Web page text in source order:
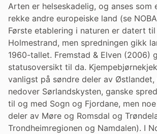
Arten er helseskadelig, og anses som
rekke andre europeiske land (se
Første etablering i naturen er datert
Holmestrand, men spredningen gikk
1960-tallet. Fremstad & Elven (2006)
statusoversikt til da.
vanligst på søndre deler av Østlandet,
nedover Sørlandskysten, ganske
til og med Sogn og Fjordane, men
deler av Møre og Romsdal og
Trondheimregionen og Namdalen). I